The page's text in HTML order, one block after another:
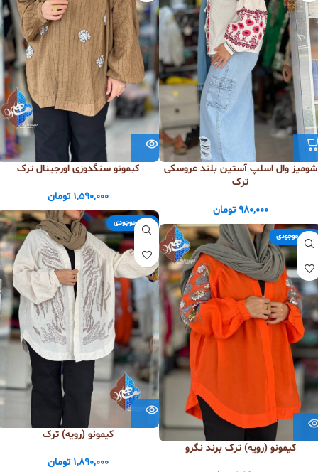
شومیز وال اسلپ آستین بلند عروسکی
ترک
980,000 تومان
کیمونو سنگدوزی اورجینال ترک
1,590,000 تومان
اتمام موجودی
کیمونو (رویه) ترک
1,890,000 تومان
اتمام موجودی
کیمونو (رویه) ترک برند نگرو